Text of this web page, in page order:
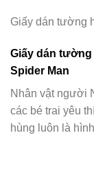
Giấy dán tường
Giấy dán
Spider Man
Nhân vật người
các bé trai yêu
hùng luôn là